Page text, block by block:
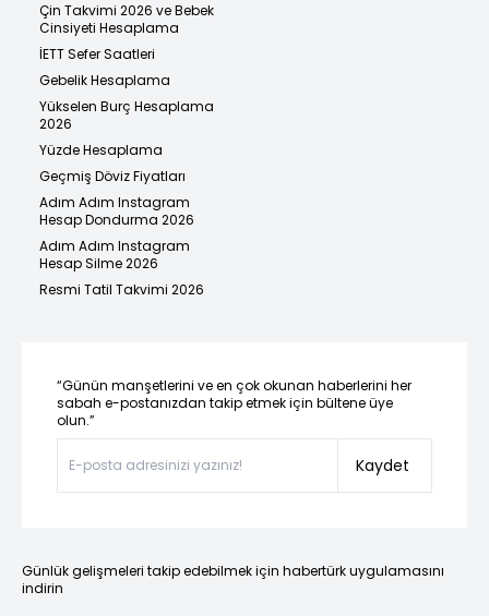
Çin Takvimi 2026 ve Bebek
Cinsiyeti Hesaplama
İETT Sefer Saatleri
Gebelik Hesaplama
Yükselen Burç Hesaplama
2026
Yüzde Hesaplama
Geçmiş Döviz Fiyatları
Adım Adım Instagram
Hesap Dondurma 2026
Adım Adım Instagram
Hesap Silme 2026
Resmi Tatil Takvimi 2026
“Günün manşetlerini ve en çok okunan haberlerini her
sabah e-postanızdan takip etmek için bültene üye
olun.”
Kaydet
Günlük gelişmeleri takip edebilmek için habertürk uygulamasını
indirin